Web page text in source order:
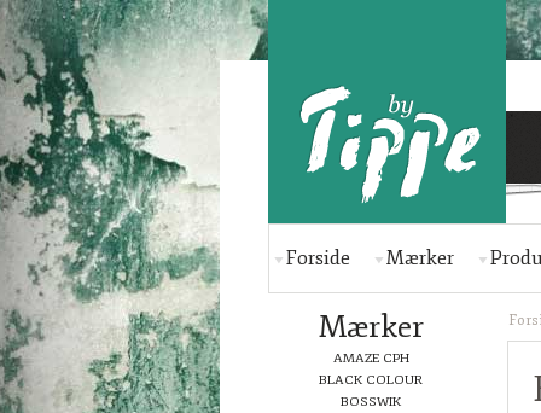
Forside Mærker
Mærker
AMAZE CPH
BLACK COLOUR
BOSSWIK